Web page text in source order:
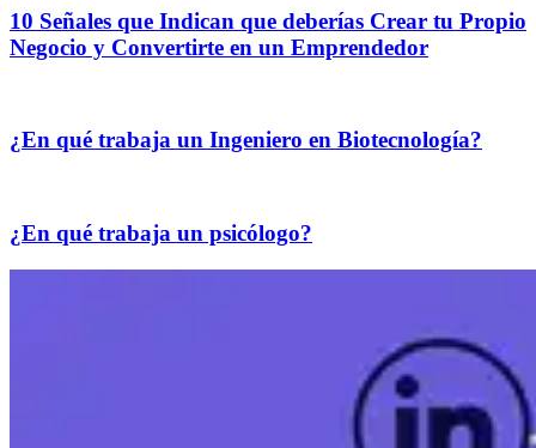
10 Señales que Indican que deberías Crear tu Propio
Negocio y Convertirte en un Emprendedor
¿En qué trabaja un Ingeniero en Biotecnología?
¿En qué trabaja un psicólogo?